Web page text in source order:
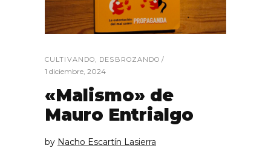
CULTIVANDO, DESBROZANDO
1 diciembre, 2024
«Malismo» de
Mauro Entrialgo
by Nacho Escartín Lasierra